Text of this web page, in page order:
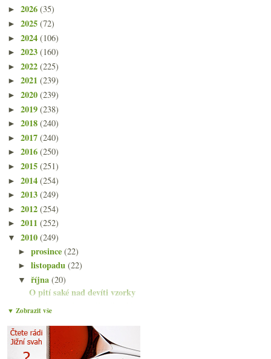
► 2026 (35)
► 2025 (72)
► 2024 (106)
► 2023 (160)
► 2022 (225)
► 2021 (239)
► 2020 (239)
► 2019 (238)
► 2018 (240)
► 2017 (240)
► 2016 (250)
► 2015 (251)
► 2014 (254)
► 2013 (249)
► 2012 (254)
► 2011 (252)
▼ 2010 (249)
►prosince(22)
►listopadu(22)
▼října(20)
O pití saké nad devíti vzorky
Bordeaux plné spáleného dřeva
Výsledky ankety „Recyklujete vinné lahve?“
Válka klonů aneb jméno odrůdy nestačí
▼ Zobrazit vše